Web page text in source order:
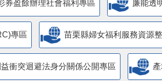
券盈餘辦理社會福利專區 廉能透
專區 苗栗縣婦女福利服務資源
衝突迴避法身分關係公開專區